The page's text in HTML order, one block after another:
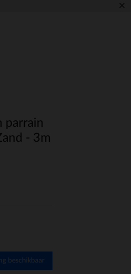
×
parrain
- 3m
beschikbaar